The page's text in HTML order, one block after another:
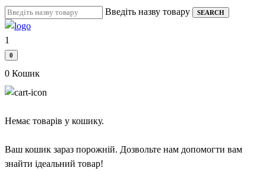
Skip
to
content
Введіть назву товару SEARCH
1
0
0 Кошик
Немає товарів у кошику.
Ваш кошик зараз порожній. Дозвольте нам допомогти вам
знайти ідеальний товар!